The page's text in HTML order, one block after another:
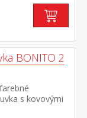
BONITO 2
s kovovými